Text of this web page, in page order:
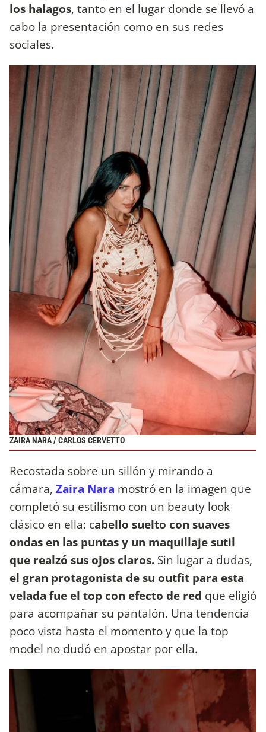
los halagos, tanto en el lugar donde se llevó a
cabo la presentación como en sus redes
sociales.
ZAIRA NARA / CARLOS CERVETTO
Recostada sobre un sillón y mirando a
cámara, Zaira Nara mostró en la imagen que
completó su estilismo con un beauty look
clásico en ella: cabello suelto con suaves
ondas en las puntas y un maquillaje sutil
que realzó sus ojos claros. Sin lugar a dudas,
el gran protagonista de su outfit para esta
velada fue el top con efecto de red que eligió
para acompañar su pantalón. Una tendencia
poco vista hasta el momento y que la top
model no dudó en apostar por ella.